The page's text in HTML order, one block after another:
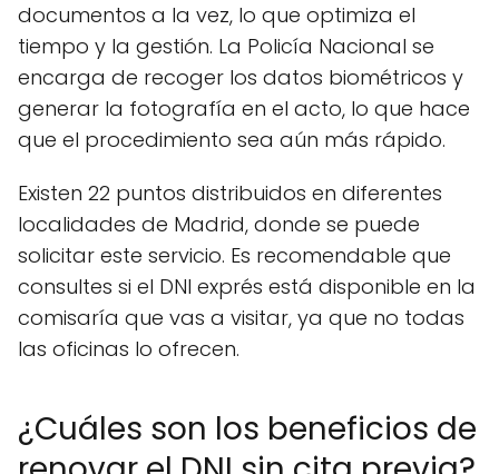
documentos a la vez, lo que optimiza el
tiempo y la gestión. La Policía Nacional se
encarga de recoger los datos biométricos y
generar la fotografía en el acto, lo que hace
que el procedimiento sea aún más rápido.
Existen 22 puntos distribuidos en diferentes
localidades de Madrid, donde se puede
solicitar este servicio. Es recomendable que
consultes si el DNI exprés está disponible en la
comisaría que vas a visitar, ya que no todas
las oficinas lo ofrecen.
¿Cuáles son los beneficios de